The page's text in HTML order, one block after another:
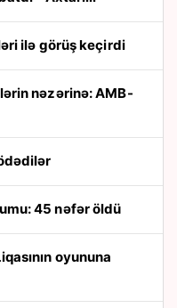
ilə görüş keçirdi
45 nəfər öldü